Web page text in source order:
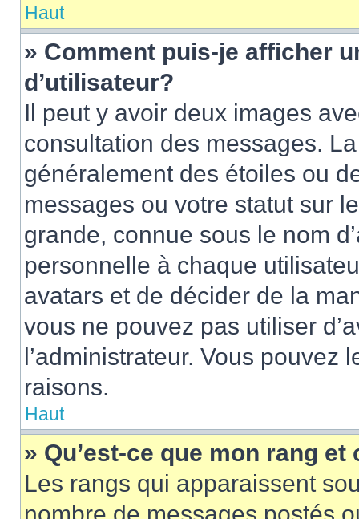
Haut
» Comment puis-je afficher
d’utilisateur?
Il peut y avoir deux images
consultation des messages.
généralement des étoiles ou
messages ou votre statut sur
grande, connue sous le nom
personnelle à chaque
avatars et de décider de la
vous ne pouvez pas utiliser
l’administrateur. Vous pouvez
raisons.
Haut
» Qu’est-ce que mon rang
Les rangs qui apparaissent